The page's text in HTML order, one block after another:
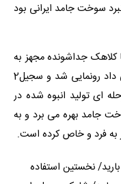
سوخت جامد ایرانی بود
و با کلاهک جداشونده مجهز به
بالچه های کنترلی که دقت آن را افزایش می داد رونمایی شد و سجیل2
ای تولید انبوه شده در
جامد بهره می برد و به
به فرد و خاص کرده است.